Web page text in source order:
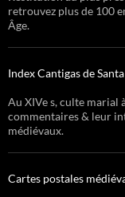
retrouvez plus de 100
Âge.
Index Cantigas de
Au XIVe s, culte marial
commentaires & leur
médiévaux.
Cartes postales